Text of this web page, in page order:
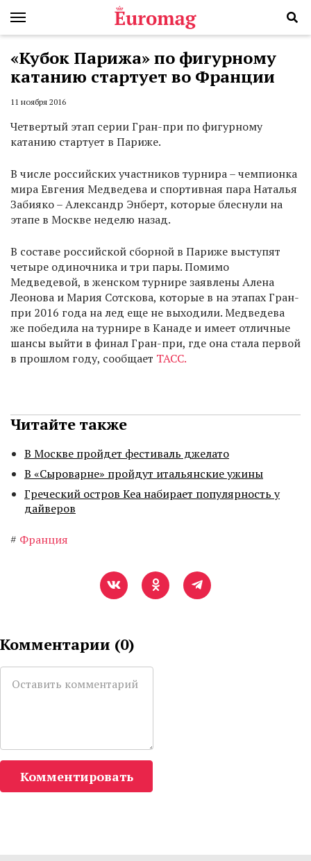
«Кубок Парижа» по фигурному
катанию стартует во Франции
11 ноября 2016
Четвертый этап серии Гран-при по фигурному
катанию стартует в Париже.
В числе российских участников турнира ­– чемпионка
мира Евгения Медведева и спортивная пара Наталья
Забияко – Александр Энберт, которые блеснули на
этапе в Москве неделю назад.
В составе российской сборной в Париже выступят
четыре одиночника и три пары. Помимо
Медведевой, в женском турнире заявлены Алена
Леонова и Мария Сотскова, которые в на этапах Гран-
при 2016 года на лед еще не выходили. Медведева
же победила на турнире в Канаде и имеет отличные
шансы выйти в финал Гран-при, где она стала первой
в прошлом году, сообщает ТАСС.
Читайте также
В Москве пройдет фестиваль джелато
В «Сыроварне» пройдут итальянские ужины
Греческий остров Кеа набирает популярность у
дайверов
# Франция
Комментарии (0)
Комментировать